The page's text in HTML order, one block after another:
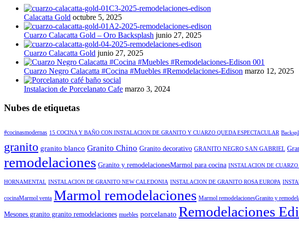
Calacatta Gold octubre 5, 2025
Cuarzo Calacatta Gold – Oro Backsplash junio 27, 2025
Cuarzo Calacatta Gold junio 27, 2025
Cuarzo Negro Calacatta #Cocina #Muebles #Remodelaciones-Edison marzo 12, 2025
Instalacion de Porcelanato Cafe marzo 3, 2024
Nubes de etiquetas
#cocinasmodernas 15 COCINA Y BAÑO CON INSTALACION DE GRANITO Y CUARZO QUEDA ESPECTACULAR
granito granito blanco Granito Chino Granito decorativo GRANITO NEGRO SAN GABRIEL
remodelaciones Granito y remodelacionesMarmol para cocina INSTALACION DE CUARZO
HORNAMENTAL INSTALACION DE GRANITO NEW CALEDONIA INSTALACION DE GRANITO ROSA EUROPA
cocinaMarmol venta Marmol remodelaciones Marmol remodelacionesGranito y
Mesones granito granito remodelaciones muebles porcelanato Remodelaciones